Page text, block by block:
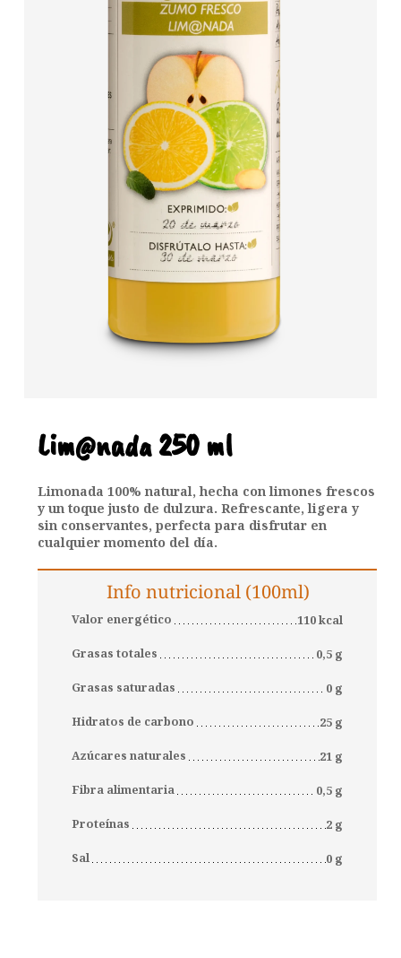
Lim@nada 250 ml
Limonada 100% natural, hecha con limones frescos
y un toque justo de dulzura. Refrescante, ligera y
sin conservantes, perfecta para disfrutar en
cualquier momento del día.
Info nutricional (100ml)
Valor energético 110 kcal
Grasas totales 0,5 g
Grasas saturadas 0 g
Hidratos de carbono 25 g
Azúcares naturales 21 g
Fibra alimentaria 0,5 g
Proteínas 2 g
Sal 0 g